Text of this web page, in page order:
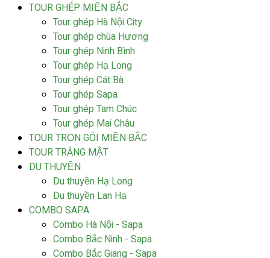
TOUR GHÉP MIỀN BẮC
Tour ghép Hà Nội City
Tour ghép chùa Hương
Tour ghép Ninh Bình
Tour ghép Hạ Long
Tour ghép Cát Bà
Tour ghép Sapa
Tour ghép Tam Chúc
Tour ghép Mai Châu
TOUR TRỌN GÓI MIỀN BẮC
TOUR TRĂNG MẬT
DU THUYỀN
Du thuyền Hạ Long
Du thuyền Lan Hạ
COMBO SAPA
Combo Hà Nội - Sapa
Combo Bắc Ninh - Sapa
Combo Bắc Giang - Sapa